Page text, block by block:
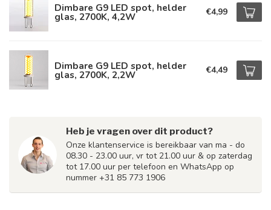
Dimbare G9 LED spot, helder
glas, 2700K, 4,2W €4,99
Dimbare G9 LED spot, helder
glas, 2700K, 2,2W €4,49
Heb je vragen over dit product?
Onze klantenservice is bereikbaar van ma - do
08.30 - 23.00 uur, vr tot 21.00 uur & op zaterdag
tot 17.00 uur per telefoon en WhatsApp op
nummer +31 85 773 1906